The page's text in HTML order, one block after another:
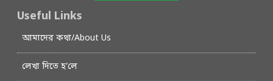
Useful Links
আমাদের কথা/About Us
লেখা দিতে হ’লে